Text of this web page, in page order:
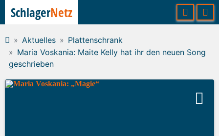
Aktuelles
Plattenschrank
Maria Voskania: Maite Kelly hat ihr den neuen Song
geschrieben
SchlagerNetz